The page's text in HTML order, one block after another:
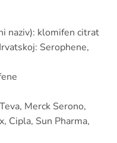
naziv): klomifen citrat
Serophene,
Merck Serono,
Cipla, Sun Pharma,